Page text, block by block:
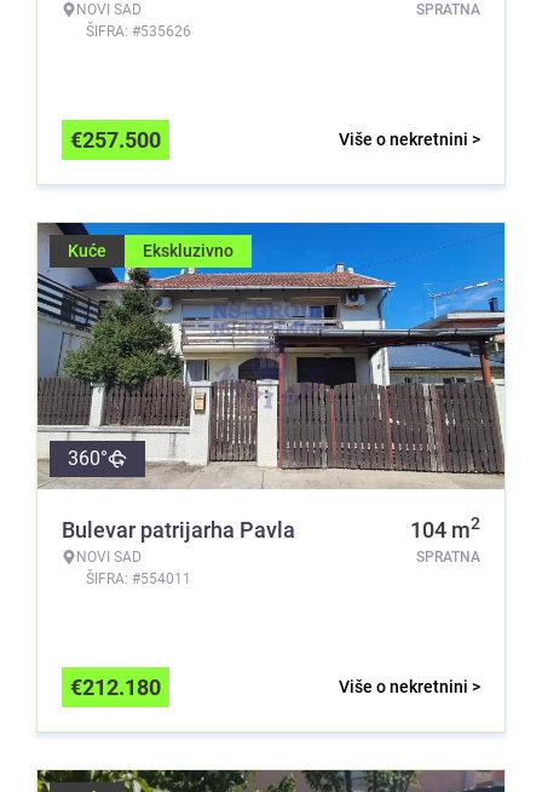
NOVI SAD
ŠIFRA: #535626
SPRATNA
Više o nekretnini >
€257.500
Kuće Ekskluzivno
360°
Bulevar patrijarha Pavla
NOVI SAD
ŠIFRA: #554011
104 m2
SPRATNA
Više o nekretnini >
€212.180